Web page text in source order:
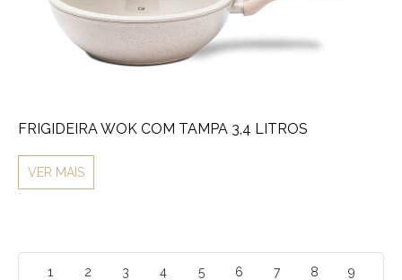
FRIGIDEIRA WOK COM TAMPA 3,4 LITROS
VER MAIS
1 2 3 4 5 6 7 8
9